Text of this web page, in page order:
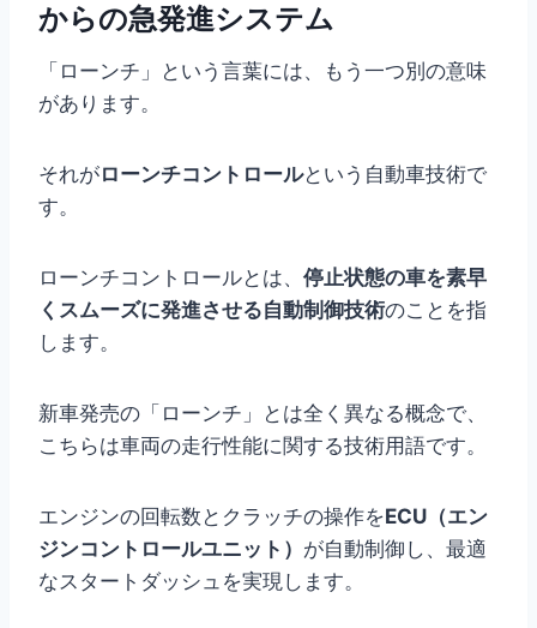
からの急発進システム
「ローンチ」という言葉には、もう一つ別の意味
があります。
それがローンチコントロールという自動車技術で
す。
ローンチコントロールとは、 停止状態の車を素早
くスムーズに発進させる自動制御技術のことを指
します。
新車発売の「ローンチ」とは全く異なる概念で、
こちらは車両の走行性能に関する技術用語です。
エンジンの回転数とクラッチの操作をECU（エン
ジンコントロールユニット） が自動制御し、最適
なスタートダッシュを実現します。